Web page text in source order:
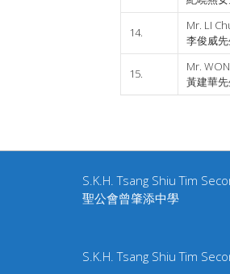
14.
Mr. LI
李俊威
15.
Mr.
黃建華
S.K.H. Tsang Shiu Tim
聖公會曾肇添中學
S.K.H. Tsang Shiu Tim